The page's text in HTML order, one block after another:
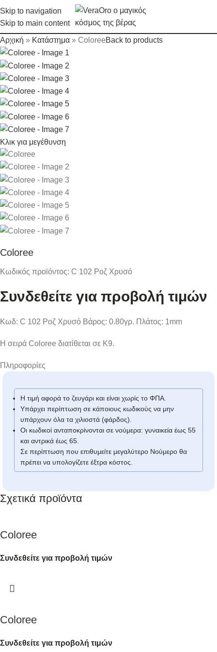
Skip to navigation
Skip to main content
Αρχική » Κατάστημα » ColoreeBack to products
Κλικ για μεγέθυνση
Coloree
Κωδικός προϊόντος: C 102 Ροζ Χρυσό
Συνδεθείτε για προβολή τιμών
Κωδ: C 102 Ροζ Χρυσό Βάρος: 0.80γρ. Πλάτος: 1mm
Η σειρά Coloree διατίθεται σε Κ9.
Πληροφορίες
Η τιμή αφορά το ζευγάρι και είναι χωρίς το ΦΠΑ.
Υπάρχει περίπτωση σε κάποιους κωδικούς να μην
υπάρχουν όλα τα χιλιοστά (φάρδος).
Οι κωδικοί ανταποκρίνονται σε νούμερα: γυναικεία έως 55
και αντρικά έως 65.
Σε περίπτωση που επιθυμείτε μεγαλύτερο Νούμερο θα
πρέπει να υπολογίζετε έξτρα κόστος.
Σχετικά προϊόντα
Coloree
Συνδεθείτε για προβολή τιμών
Coloree
Συνδεθείτε για προβολή τιμών